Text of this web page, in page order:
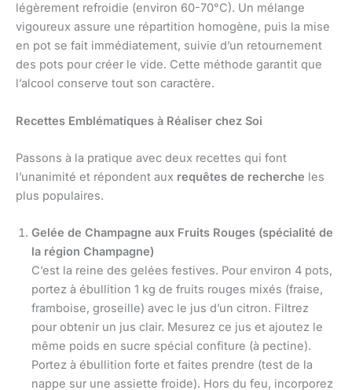
légèrement refroidie (environ 60-70°C). Un mélange
vigoureux assure une répartition homogène, puis la mise
en pot se fait immédiatement, suivie d’un retournement
des pots pour créer le vide. Cette méthode garantit que
l’alcool conserve tout son caractère.
Recettes Emblématiques à Réaliser chez Soi
Passons à la pratique avec deux recettes qui font
l’unanimité et répondent aux requêtes de recherche les
plus populaires.
Gelée de Champagne aux Fruits Rouges (spécialité de
la région Champagne)
C’est la reine des gelées festives. Pour environ 4 pots,
portez à ébullition 1 kg de fruits rouges mixés (fraise,
framboise, groseille) avec le jus d’un citron. Filtrez
pour obtenir un jus clair. Mesurez ce jus et ajoutez le
même poids en sucre spécial confiture (à pectine).
Portez à ébullition forte et faites prendre (test de la
nappe sur une assiette froide). Hors du feu, incorporez